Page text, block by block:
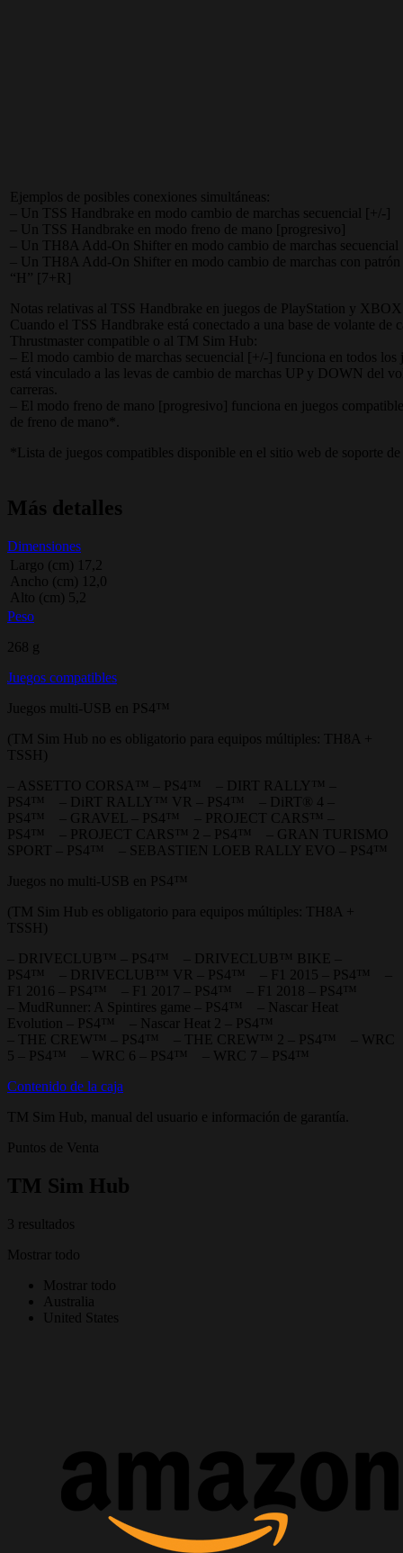
Ejemplos de posibles conexiones simultáneas:
– Un TSS Handbrake en modo cambio de marchas secuencial [+/-]
– Un TSS Handbrake en modo freno de mano [progresivo]
– Un TH8A Add-On Shifter en modo cambio de marchas
– Un TH8A Add-On Shifter en modo cambio de marchas con
“H” [7+R]
Notas relativas al TSS Handbrake en juegos de PlayStation y
Cuando el TSS Handbrake está conectado a una base de volante de
Thrustmaster compatible o al TM Sim Hub:
– El modo cambio de marchas secuencial [+/-] funciona en todos los
está vinculado a las levas de cambio de marchas UP y DOWN del
carreras.
– El modo freno de mano [progresivo] funciona en juegos
de freno de mano*.
*Lista de juegos compatibles disponible en el sitio web de soporte
Más detalles
Dimensiones
Largo (cm) 17,2
Ancho (cm) 12,0
Alto (cm) 5,2
Peso
268 g
Juegos compatibles
Juegos multi-USB en PS4™
(TM Sim Hub no es obligatorio para equipos múltiples: TH8A +
TSSH)
– ASSETTO CORSA™ – PS4™ – DIRT RALLY™ –
PS4™ – DiRT RALLY™ VR – PS4™ – DiRT® 4 –
PS4™ – GRAVEL – PS4™ – PROJECT CARS™ –
PS4™ – PROJECT CARS™ 2 – PS4™ – GRAN TURISMO
SPORT – PS4™ – SEBASTIEN LOEB RALLY EVO – PS4™
Juegos no multi-USB en PS4™
(TM Sim Hub es obligatorio para equipos múltiples: TH8A +
TSSH)
– DRIVECLUB™ – PS4™ – DRIVECLUB™ BIKE –
PS4™ – DRIVECLUB™ VR – PS4™ – F1 2015 – PS4™ –
F1 2016 – PS4™ – F1 2017 – PS4™ – F1 2018 – PS4™
– MudRunner: A Spintires game – PS4™ – Nascar Heat
Evolution – PS4™ – Nascar Heat 2 – PS4™
– THE CREW™ – PS4™ – THE CREW™ 2 – PS4™ – WRC
5 – PS4™ – WRC 6 – PS4™ – WRC 7 – PS4™
Contenido de la caja
TM Sim Hub, manual del usuario e información de garantía.
Puntos de Venta
TM Sim Hub
3 resultados
Mostrar todo
Mostrar todo
Australia
United States